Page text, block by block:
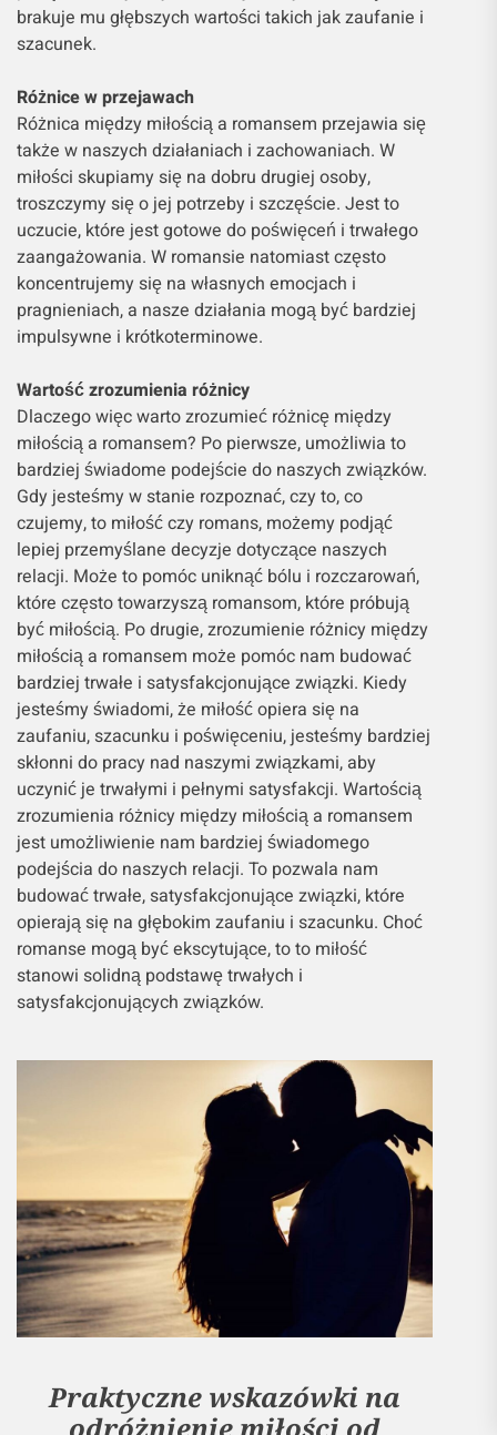
brakuje mu głębszych wartości takich jak zaufanie i
szacunek.
Różnice w przejawach
Różnica między miłością a romansem przejawia się
także w naszych działaniach i zachowaniach. W
miłości skupiamy się na dobru drugiej osoby,
troszczymy się o jej potrzeby i szczęście. Jest to
uczucie, które jest gotowe do poświęceń i trwałego
zaangażowania. W romansie natomiast często
koncentrujemy się na własnych emocjach i
pragnieniach, a nasze działania mogą być bardziej
impulsywne i krótkoterminowe.
Wartość zrozumienia różnicy
Dlaczego więc warto zrozumieć różnicę między
miłością a romansem? Po pierwsze, umożliwia to
bardziej świadome podejście do naszych związków.
Gdy jesteśmy w stanie rozpoznać, czy to, co
czujemy, to miłość czy romans, możemy podjąć
lepiej przemyślane decyzje dotyczące naszych
relacji. Może to pomóc uniknąć bólu i rozczarowań,
które często towarzyszą romansom, które próbują
być miłością. Po drugie, zrozumienie różnicy między
miłością a romansem może pomóc nam budować
bardziej trwałe i satysfakcjonujące związki. Kiedy
jesteśmy świadomi, że miłość opiera się na
zaufaniu, szacunku i poświęceniu, jesteśmy bardziej
skłonni do pracy nad naszymi związkami, aby
uczynić je trwałymi i pełnymi satysfakcji. Wartością
zrozumienia różnicy między miłością a romansem
jest umożliwienie nam bardziej świadomego
podejścia do naszych relacji. To pozwala nam
budować trwałe, satysfakcjonujące związki, które
opierają się na głębokim zaufaniu i szacunku. Choć
romanse mogą być ekscytujące, to to miłość
stanowi solidną podstawę trwałych i
satysfakcjonujących związków.
Praktyczne wskazówki na